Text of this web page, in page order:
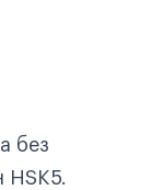
без
HSK5.